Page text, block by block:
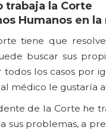
trabaja la Corte
Humanos en la
tiene que
buscar sus
los casos por
médico le gustaría
de la Corte he
sus problemas, a